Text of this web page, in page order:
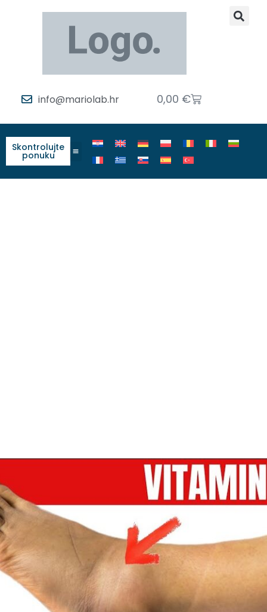
info@mariolab.hr 0,00 €
Skontrolujte
ponuku